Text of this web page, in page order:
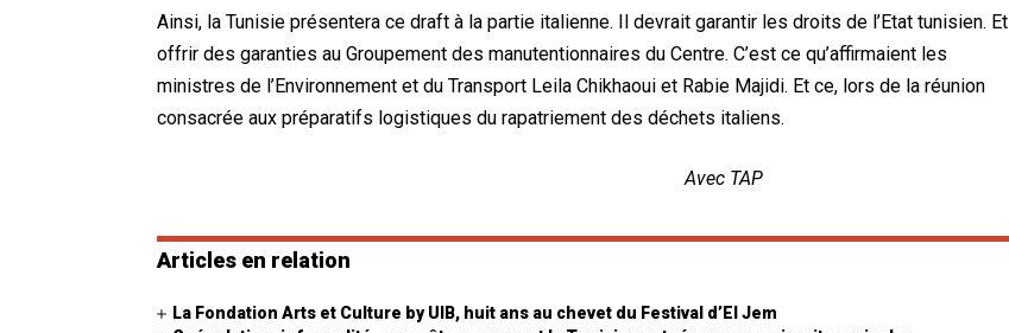
Ainsi, la Tunisie présentera ce draft à la partie italienne. Il devrait garantir les droits de l’Etat tunisien. Et
offrir des garanties au Groupement des manutentionnaires du Centre. C’est ce qu’affirmaient les
ministres de l’Environnement et du Transport Leila Chikhaoui et Rabie Majidi. Et ce, lors de la réunion
consacrée aux préparatifs logistiques du rapatriement des déchets italiens.
Avec TAP
Articles en relation
La Fondation Arts et Culture by UIB, huit ans au chevet du Festival d’El Jem